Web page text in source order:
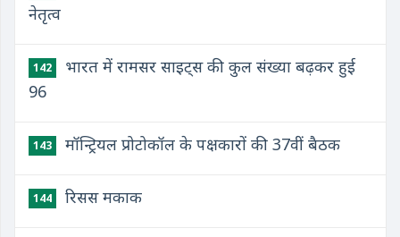
नेतृत्व
142
भारत में रामसर साइट्स की कुल संख्या बढ़कर हुई
96
143 मॉन्ट्रियल प्रोटोकॉल के पक्षकारों की 37वीं बैठक
144 रिसस मकाक